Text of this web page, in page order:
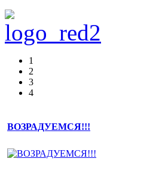
1
2
3
4
ВОЗРАДУЕМСЯ!!!